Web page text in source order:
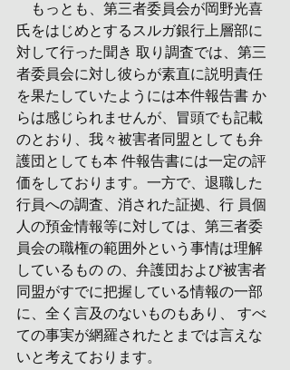
もっとも、第三者委員会が岡野光喜
氏をはじめとするスルガ銀行上層部に
対して行った聞き 取り調査では、第三
者委員会に対し彼らが素直に説明責任
を果たしていたようには本件報告書 か
らは感じられませんが、冒頭でも記載
のとおり、我々被害者同盟としても弁
護団としても本 件報告書には一定の評
価をしております。一方で、退職した
行員への調査、消された証拠、行 員個
人の預金情報等に対しては、第三者委
員会の職権の範囲外という事情は理解
しているもの の、弁護団および被害者
同盟がすでに把握している情報の一部
に、全く言及のないものもあり、 すべ
ての事実が網羅されたとまでは言えな
いと考えております。